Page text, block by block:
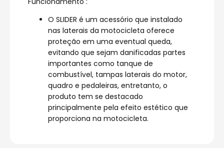
O SLIDER é um acessório que instalado
nas laterais da motocicleta oferece
proteção em uma eventual queda,
evitando que sejam danificadas partes
importantes como tanque de
combustível, tampas laterais do motor,
quadro e pedaleiras, entretanto, o
produto tem se destacado
principalmente pela efeito estético que
proporciona na motocicleta.